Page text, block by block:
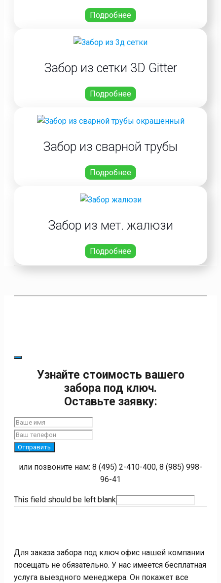
Подробнее
Забор из сетки 3D Gitter
Подробнее
Забор из сварной трубы
Подробнее
Забор из мет. жалюзи
Подробнее
Узнайте стоимость вашего
забора под ключ.
Оставьте заявку:
Отправить
или позвоните нам: 8 (495) 2-410-400, 8 (985) 998-
96-41
This field should be left blank
Для заказа забора под ключ офис нашей компании
посещать не обязательно. У нас имеется бесплатная
услуга выездного менеджера. Он покажет все